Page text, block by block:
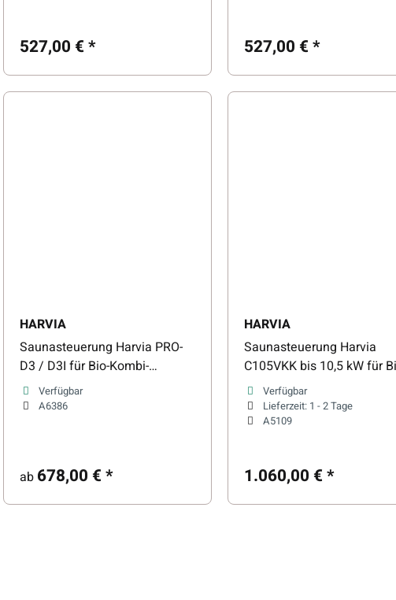
527,00 €* 527,00 €*
HARVIA
Saunasteuerung Harvia PRO-
D3 / D3I für Bio-Kombi-
Saunaöfen & Infrarot
Verfügbar
A6386
ab 678,00 €*
HARVIA
Saunasteuerung Harvia
C105VKK bis 10,5 kW für
Kombi-Saunaöfen
Verfügbar
Lieferzeit: 1 - 2 Tage
A5109
1.060,00 €*